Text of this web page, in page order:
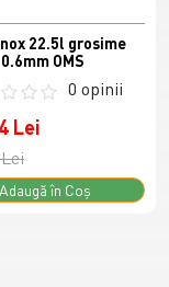
22.5l grosime
0.6mm OMS
0 opinii
Lei
Adaugă în Coş